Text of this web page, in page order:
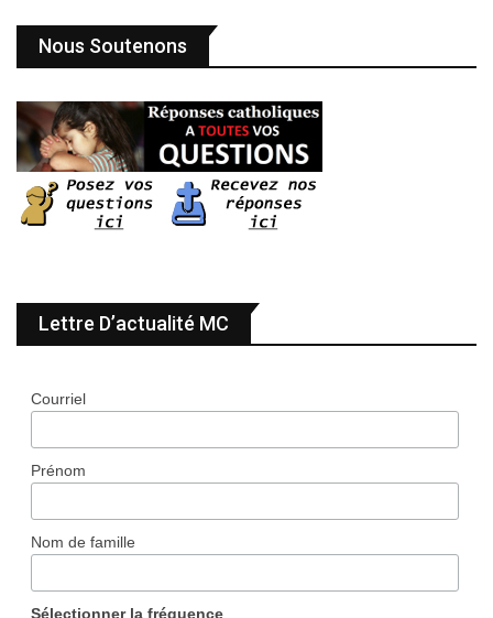
Nous Soutenons
Lettre D’actualité MC
Courriel
Prénom
Nom de famille
Sélectionner la fréquence